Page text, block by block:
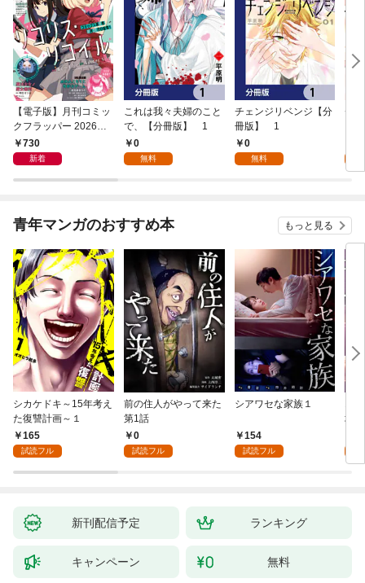
【電子版】月刊コミッ
クフラッパー 2026年9
月号730
新着
これは我々夫婦のこと
で、【分冊版】 1
0
無料
チェンジリベンジ【分
冊版】 1
0
無料
チ
青年マンガのおすすめ本 もっと見る
シカケドキ～15年考え
た復讐計画～１
165
試読フル
前の住人がやって来た
第1話
0
試読フル
シアワセな家族１
154
試読フル
地
新刊配信予定 ランキング
キャンペーン 無料